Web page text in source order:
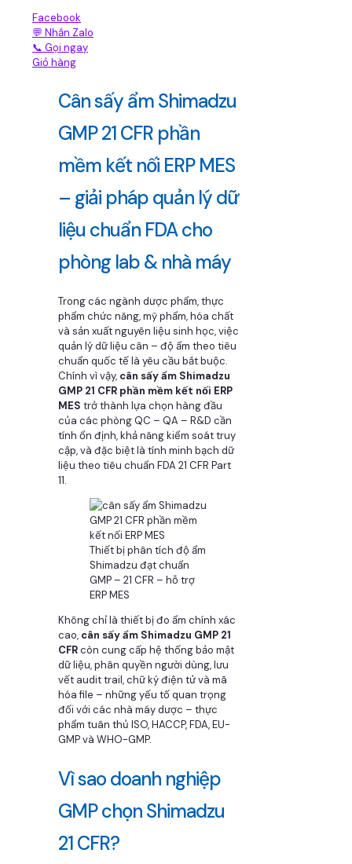
Facebook
💬 Nhắn Zalo
📞 Gọi ngay
Giỏ hàng
Cân sấy ẩm Shimadzu
GMP 21 CFR phần
mềm kết nối ERP MES
– giải pháp quản lý dữ
liệu chuẩn FDA cho
phòng lab & nhà máy
Trong các ngành dược phẩm, thực
phẩm chức năng, mỹ phẩm, hóa chất
và sản xuất nguyên liệu sinh học, việc
quản lý dữ liệu cân – độ ẩm theo tiêu
chuẩn quốc tế là yêu cầu bắt buộc.
Chính vì vậy, cân sấy ẩm Shimadzu
GMP 21 CFR phần mềm kết nối ERP
MES trở thành lựa chọn hàng đầu
của các phòng QC – QA – R&D cần
tính ổn định, khả năng kiểm soát truy
cập, và đặc biệt là tính minh bạch dữ
liệu theo tiêu chuẩn FDA 21 CFR Part
11.
Thiết bị phân tích độ ẩm
Shimadzu đạt chuẩn
GMP – 21 CFR – hỗ trợ
ERP MES
Không chỉ là thiết bị đo ẩm chính xác
cao, cân sấy ẩm Shimadzu GMP 21
CFRcòn cung cấp hệ thống bảo mật
dữ liệu, phân quyền người dùng, lưu
vết audit trail, chữ ký điện tử và mã
hóa file – những yếu tố quan trọng
đối với các nhà máy dược – thực
phẩm tuân thủ ISO, HACCP, FDA, EU-
GMP và WHO-GMP.
Vì sao doanh nghiệp
GMP chọn Shimadzu
21 CFR?